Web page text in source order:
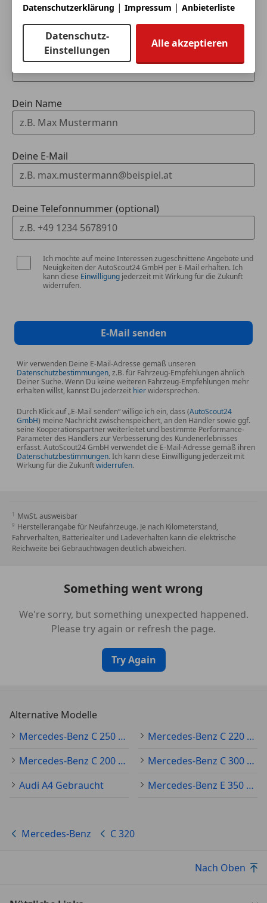
Ich möchte mein Auto in Zahlung geben
(unverbindlich).
Fahrzeugdaten hinzufügen
Dein Name
Deine E-Mail
Deine Telefonnummer (optional)
Ich möchte auf meine Interessen zugeschnittene Angebote und
Neuigkeiten der AutoScout24 GmbH per E-Mail erhalten. Ich
kann diese Einwilligung jederzeit mit Wirkung für die Zukunft
widerrufen.
E-Mail senden
Wir verwenden Deine E-Mail-Adresse gemäß unseren
Datenschutzbestimmungen, z.B. für Fahrzeug-Empfehlungen ähnlich
Deiner Suche. Wenn Du keine weiteren Fahrzeug-Empfehlungen mehr
erhalten willst, kannst Du jederzeit hierwidersprechen.
Durch Klick auf „E-Mail senden“ willige ich ein, dass (AutoScout24
GmbH) meine Nachricht zwischenspeichert, an den Händler sowie ggf.
seine Kooperationspartner weiterleitet und bestimmte Performance-
Parameter des Händlers zur Verbesserung des Kundenerlebnisses
erfasst. AutoScout24 GmbH verwendet die E-Mail-Adresse gemäß ihren
Datenschutzbestimmungen. Ich kann diese Einwilligung jederzeit mit
Wirkung für die Zukunftwiderrufen.
MwSt. ausweisbar
Herstellerangabe für Neufahrzeuge. Je nach Kilometerstand,
Fahrverhalten, Batteriealter und Ladeverhalten kann die elektrische
Reichweite bei Gebrauchtwagen deutlich abweichen.
Something went wrong
We're sorry, but something unexpected happened.
Please try again or refresh the page.
Try Again
Alternative Modelle
Mercedes-Benz C 250 Gebraucht
Mercedes-Benz C 220 Gebraucht
Mercedes-Benz C 200 Gebraucht
Mercedes-Benz C 300 Gebraucht
Audi A4 Gebraucht
Mercedes-Benz E 350 Gebraucht
Mercedes-Benz C 320
Nach Oben
Datenschutzerklärung | Impressum | Anbieterliste
Datenschutz-
Einstellungen
Alle akzeptieren